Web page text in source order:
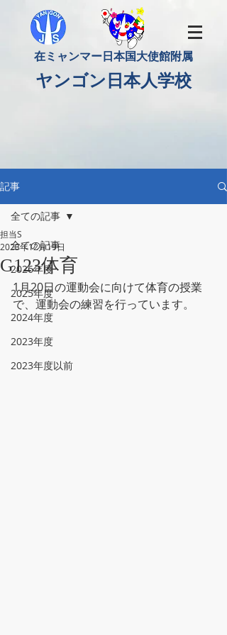
​在ミャンマー日本国大使館附属
​ヤンゴン日本人学校
記事
全ての記事
2026年度
2025年度
2024年度
2023年度
2023年度以前
全ての記事
G123体育
担当S
2023年12月19日
1月20日の運動会に向けて体育の授業
で、運動会の練習を行っています。